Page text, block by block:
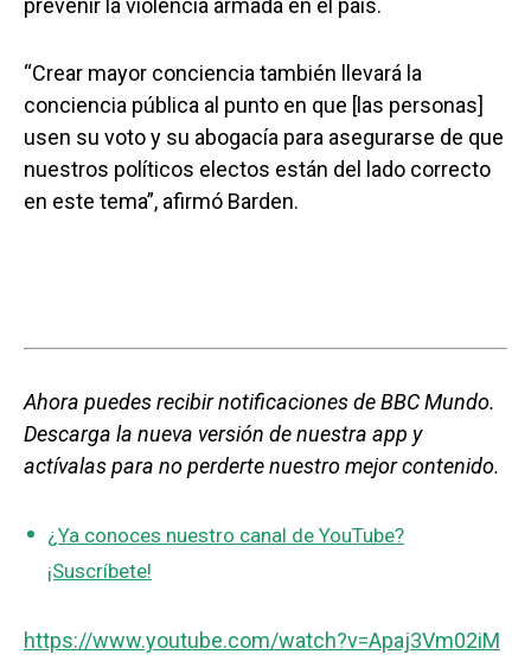
prevenir la violencia armada en el país.
“Crear mayor conciencia también llevará la
conciencia pública al punto en que [las personas]
usen su voto y su abogacía para asegurarse de que
nuestros políticos electos están del lado correcto
en este tema”, afirmó Barden.
Ahora puedes recibir notificaciones de BBC Mundo.
Descarga la nueva versión de nuestra app y
actívalas para no perderte nuestro mejor contenido.
¿Ya conoces nuestro canal de YouTube?
¡Suscríbete!
https://www.youtube.com/watch?v=Apaj3Vm02iM